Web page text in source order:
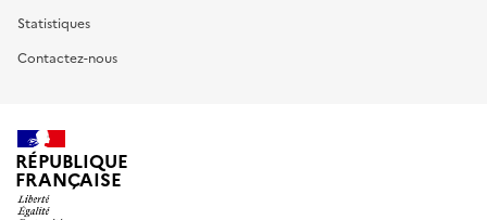
Statistiques
Contactez-nous
RÉPUBLIQUE
FRANÇAISE